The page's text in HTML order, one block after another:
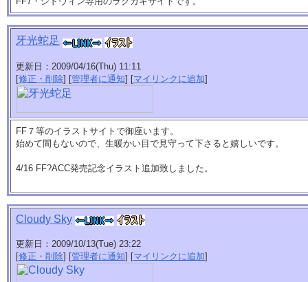
牙光蛇足
更新日：2009/04/16(Thu) 11:11
[修正・削除] [管理者に通知] [マイリンクに追加]
FF７等のイラストサイトで御座います。
始めて間もないので、生暖かい目で見守って下さると嬉しいです。
4/16 FF?ACC発売記念イラスト追加致しました。
Cloudy Sky
更新日：2009/10/13(Tue) 23:22
[修正・削除] [管理者に通知] [マイリンクに追加]